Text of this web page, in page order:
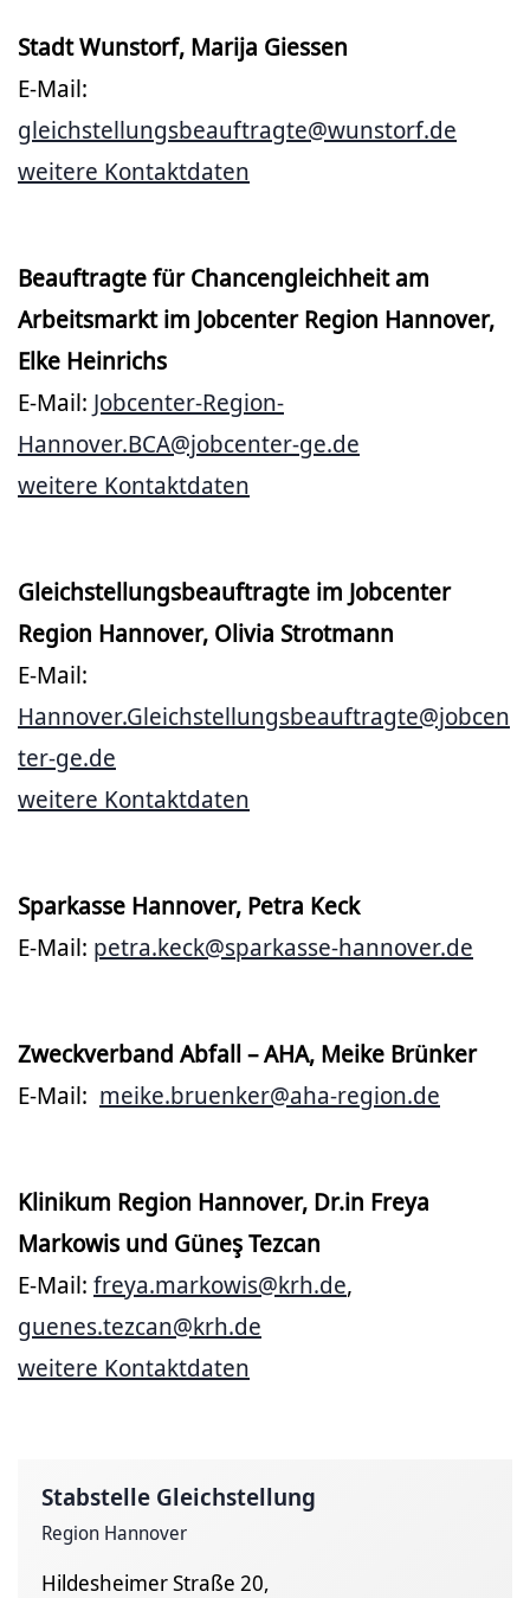
Stadt Wunstorf, Marija Giessen
E-Mail:
gleichstellungsbeauftragte@wunstorf.de
weitere Kontaktdaten
Beauftragte für Chancengleichheit am
Arbeitsmarkt im Jobcenter Region Hannover,
Elke Heinrichs
E-Mail: Jobcenter-Region-
Hannover.BCA@jobcenter-ge.de
weitere Kontaktdaten
Gleichstellungsbeauftragte im Jobcenter
Region Hannover, Olivia Strotmann
E-Mail:
Hannover.Gleichstellungsbeauftragte@jobcen
ter-ge.de
weitere Kontaktdaten
Sparkasse Hannover, Petra Keck
E-Mail: petra.keck@sparkasse-hannover.de
Zweckverband Abfall – AHA, Meike Brünker
E-Mail: meike.bruenker@aha-region.de
Klinikum Region Hannover, Dr.in Freya
Markowis und Güneş Tezcan
E-Mail: freya.markowis@krh.de,
guenes.tezcan@krh.de
weitere Kontaktdaten
Stabstelle Gleichstellung
Region Hannover
Hildesheimer Straße 20,